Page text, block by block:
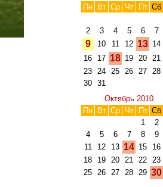
Пн
Вт Ср Чт Пт Сб
2
3 4 5 6 7
9 10 11 12 13 14
16
17 18 19 20 21
23 24 25 26 27 28
30 31
Октябрь 2010
Пн
Вт Ср Чт Пт Сб
1
2
4
5 6 7 8 9
11
12 13 14 15 16
18
19 20 21 22 23
25 26 27 28 29 30